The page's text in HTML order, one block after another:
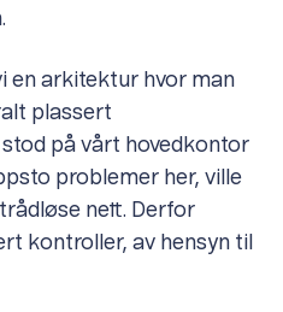
en arkitektur hvor man
plassert
på vårt hovedkontor
problemer her, ville
nett. Derfor
kontroller, av hensyn til